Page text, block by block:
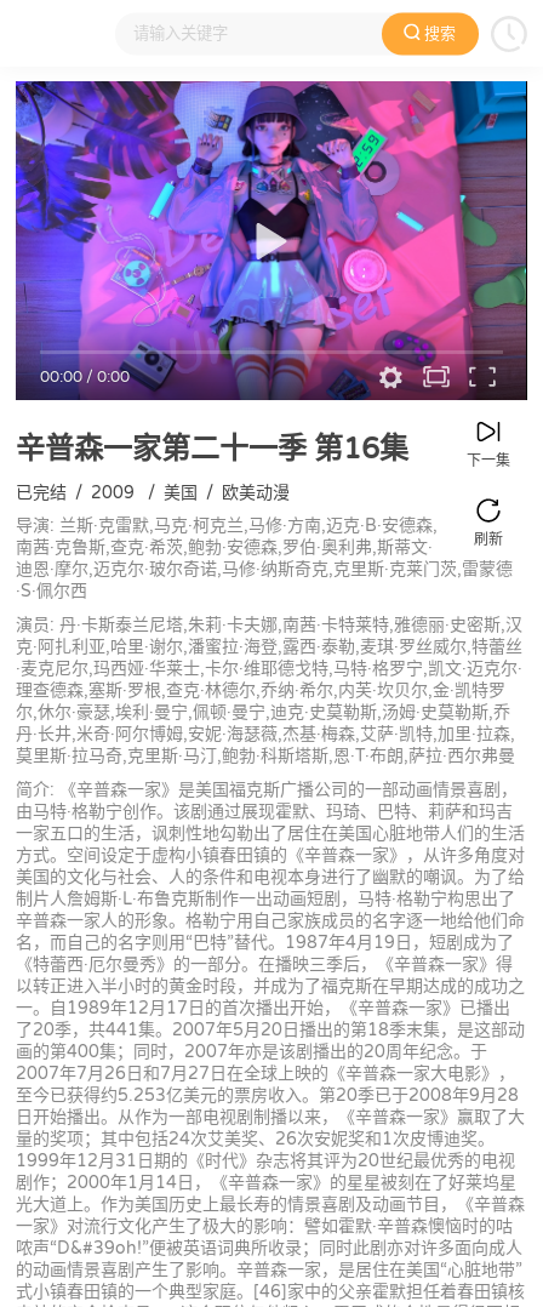
搜索
大家在看 日本动漫 国产动漫 欧美动漫 动漫电影
00:00/0:00
辛普森一家第二十一季第16集 下一集
刷新
已完结 / 2009 / 美国 / 欧美动漫
导演: 兰斯·克雷默,马克·柯克兰,马修·方南,迈克·B·安德森,
南茜·克鲁斯,查克·希茨,鲍勃·安德森,罗伯·奥利弗,斯蒂文·
迪恩·摩尔,迈克尔·玻尔奇诺,马修·纳斯奇克,克里斯·克莱门茨,雷蒙德
·S·佩尔西
演员: 丹·卡斯泰兰尼塔,朱莉·卡夫娜,南茜·卡特莱特,雅德丽·史密斯,汉
克·阿扎利亚,哈里·谢尔,潘蜜拉·海登,露西·泰勒,麦琪·罗丝威尔,特蕾丝
·麦克尼尔,玛西娅·华莱士,卡尔·维耶德戈特,马特·格罗宁,凯文·迈克尔·
理查德森,塞斯·罗根,查克·林德尔,乔纳·希尔,内芙·坎贝尔,金·凯特罗
尔,休尔·豪瑟,埃利·曼宁,佩顿·曼宁,迪克·史莫勒斯,汤姆·史莫勒斯,乔
丹·长井,米奇·阿尔博姆,安妮·海瑟薇,杰基·梅森,艾萨·凯特,加里·拉森,
莫里斯·拉马奇,克里斯·马汀,鲍勃·科斯塔斯,恩·T·布朗,萨拉·西尔弗曼
简介: 《辛普森一家》是美国福克斯广播公司的一部动画情景喜剧，
由马特·格勒宁创作。该剧通过展现霍默、玛琦、巴特、莉萨和玛吉
一家五口的生活，讽刺性地勾勒出了居住在美国心脏地带人们的生活
方式。空间设定于虚构小镇春田镇的《辛普森一家》，从许多角度对
美国的文化与社会、人的条件和电视本身进行了幽默的嘲讽。为了给
制片人詹姆斯·L·布鲁克斯制作一出动画短剧，马特·格勒宁构思出了
辛普森一家人的形象。格勒宁用自己家族成员的名字逐一地给他们命
名，而自己的名字则用“巴特”替代。1987年4月19日，短剧成为了
《特蕾西·厄尔曼秀》的一部分。在播映三季后，《辛普森一家》得
以转正进入半小时的黄金时段，并成为了福克斯在早期达成的成功之
一。自1989年12月17日的首次播出开始，《辛普森一家》已播出
了20季，共441集。2007年5月20日播出的第18季末集，是这部动
画的第400集；同时，2007年亦是该剧播出的20周年纪念。于
2007年7月26日和7月27日在全球上映的《辛普森一家大电影》，
至今已获得约5.253亿美元的票房收入。第20季已于2008年9月28
日开始播出。从作为一部电视剧制播以来，《辛普森一家》赢取了大
量的奖项；其中包括24次艾美奖、26次安妮奖和1次皮博迪奖。
1999年12月31日期的《时代》杂志将其评为20世纪最优秀的电视
剧作；2000年1月14日，《辛普森一家》的星星被刻在了好莱坞星
光大道上。作为美国历史上最长寿的情景喜剧及动画节目，《辛普森
一家》对流行文化产生了极大的影响：譬如霍默·辛普森懊恼时的咕
哝声“D&#39oh!”便被英语词典所收录；同时此剧亦对许多面向成人
的动画情景喜剧产生了影响。辛普森一家，是居住在美国“心脏地带”
式小镇春田镇的一个典型家庭。[46]家中的父亲霍默担任着春田镇核